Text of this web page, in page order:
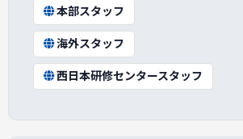
本部スタッフ
海外スタッフ
西日本研修センタースタッフ